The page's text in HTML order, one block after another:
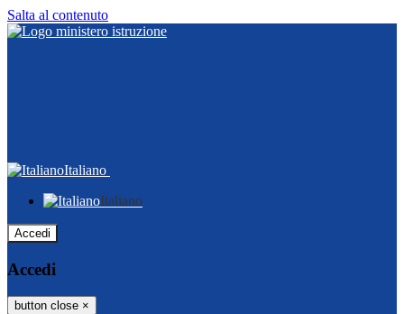
Salta al contenuto
Italiano
Italiano
Accedi
Accedi
button close ×